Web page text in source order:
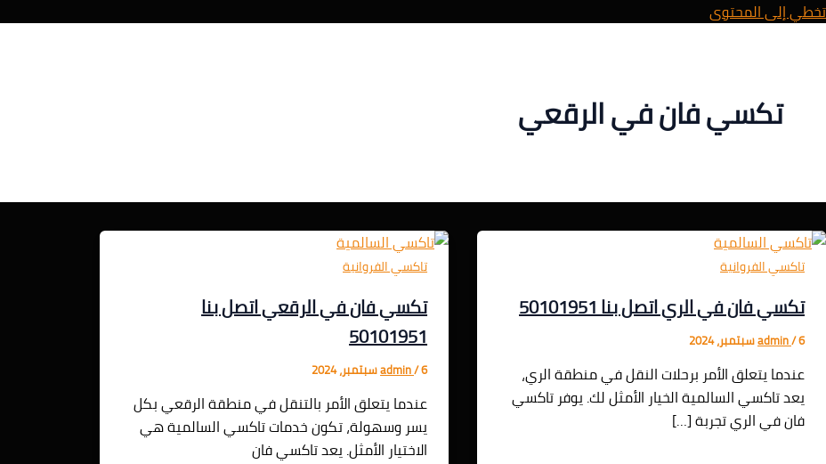
تخطي إلى المحتوى
تكسي فان في الرقعي
تاكسي الفروانية
تكسي فان في الري اتصل بنا 50101951
admin/6 سبتمبر، 2024
عندما يتعلق الأمر برحلات النقل في منطقة الري،
يعد تاكسي السالمية الخيار الأمثل لك. يوفر تاكسي
فان في الري تجربة […]
تاكسي الفروانية
تكسي فان في الرقعي اتصل بنا
50101951
admin/6 سبتمبر، 2024
عندما يتعلق الأمر بالتنقل في منطقة الرقعي بكل
يسر وسهولة، تكون خدمات تاكسي السالمية هي
الاختيار الأمثل. يعد تاكسي فان